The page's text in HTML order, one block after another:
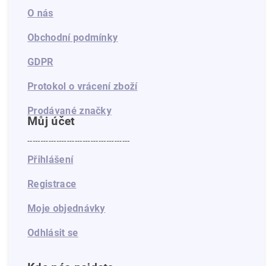
O nás
Obchodní podmínky
GDPR
Protokol o vrácení zboží
Prodávané značky
Můj účet
---------------------------------------
Přihlášení
Registrace
Moje objednávky
Odhlásit se